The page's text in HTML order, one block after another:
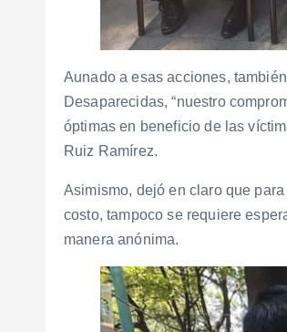
Aunado a esas acciones,
Desaparecidas, “nuestro
óptimas en beneficio de las
Ruiz Ramírez.
Asimismo, dejó en claro que
costo, tampoco se requiere
manera anónima.